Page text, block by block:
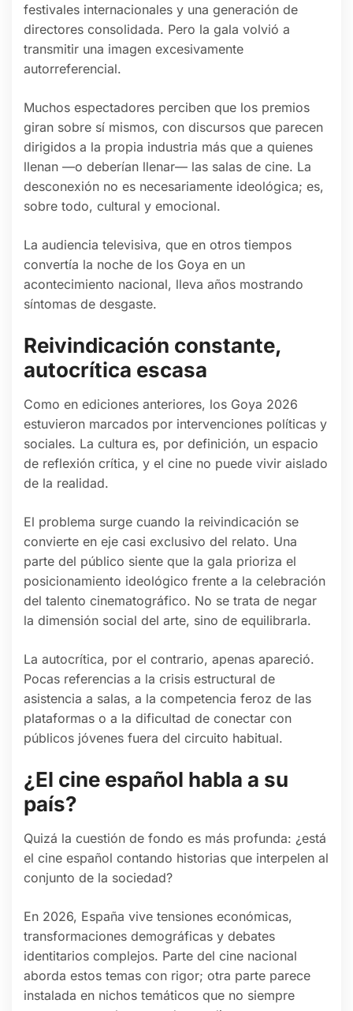
festivales internacionales y una generación de
directores consolidada. Pero la gala volvió a
transmitir una imagen excesivamente
autorreferencial.
Muchos espectadores perciben que los premios
giran sobre sí mismos, con discursos que parecen
dirigidos a la propia industria más que a quienes
llenan —o deberían llenar— las salas de cine. La
desconexión no es necesariamente ideológica; es,
sobre todo, cultural y emocional.
La audiencia televisiva, que en otros tiempos
convertía la noche de los Goya en un
acontecimiento nacional, lleva años mostrando
síntomas de desgaste.
Reivindicación constante,
autocrítica escasa
Como en ediciones anteriores, los Goya 2026
estuvieron marcados por intervenciones políticas y
sociales. La cultura es, por definición, un espacio
de reflexión crítica, y el cine no puede vivir aislado
de la realidad.
El problema surge cuando la reivindicación se
convierte en eje casi exclusivo del relato. Una
parte del público siente que la gala prioriza el
posicionamiento ideológico frente a la celebración
del talento cinematográfico. No se trata de negar
la dimensión social del arte, sino de equilibrarla.
La autocrítica, por el contrario, apenas apareció.
Pocas referencias a la crisis estructural de
asistencia a salas, a la competencia feroz de las
plataformas o a la dificultad de conectar con
públicos jóvenes fuera del circuito habitual.
¿El cine español habla a su
país?
Quizá la cuestión de fondo es más profunda: ¿está
el cine español contando historias que interpelen al
conjunto de la sociedad?
En 2026, España vive tensiones económicas,
transformaciones demográficas y debates
identitarios complejos. Parte del cine nacional
aborda estos temas con rigor; otra parte parece
instalada en nichos temáticos que no siempre